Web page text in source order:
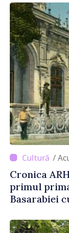
/
Cronica
primul
Basarabiei